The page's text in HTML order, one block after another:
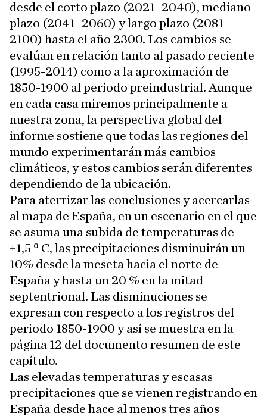
desde el corto plazo (2021–2040), mediano
plazo (2041–2060) y largo plazo (2081–
2100) hasta el año 2300. Los cambios se
evalúan en relación tanto al pasado reciente
(1995-2014) como a la aproximación de
1850-1900 al período preindustrial. Aunque
en cada casa miremos principalmente a
nuestra zona, la perspectiva global del
informe sostiene que todas las regiones del
mundo experimentarán más cambios
climáticos, y estos cambios serán diferentes
dependiendo de la ubicación.
Para aterrizar las conclusiones y acercarlas
al mapa de España, en un escenario en el que
se asuma una subida de temperaturas de
+1,5 º C, las precipitaciones disminuirán un
10% desde la meseta hacia el norte de
España y hasta un 20 % en la mitad
septentrional. Las disminuciones se
expresan con respecto a los registros del
periodo 1850-1900 y así se muestra en la
página 12 del documento resumen de este
capítulo.
Las elevadas temperaturas y escasas
precipitaciones que se vienen registrando en
España desde hace al menos tres años